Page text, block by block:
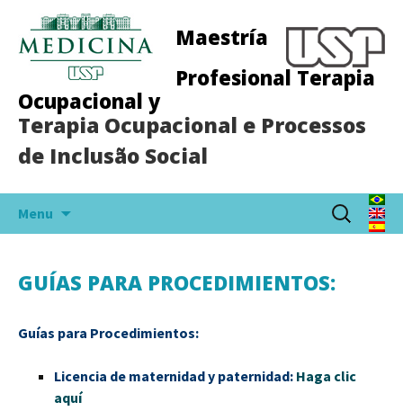
Maestría
Profesional Terapia
Ocupacional y
Terapia Ocupacional e Processos
de Inclusão Social
Menu Buscar:
GUÍAS PARA PROCEDIMIENTOS:
Guías para Procedimientos:
Licencia de maternidad y paternidad: Haga clic
aquí